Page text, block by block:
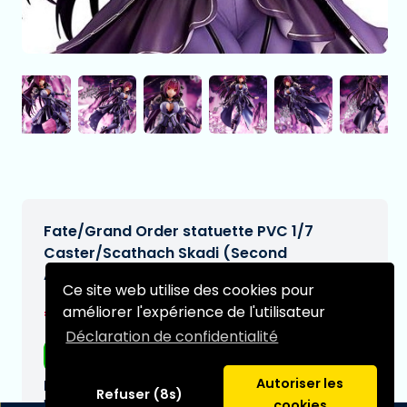
Ce site web utilise des cookies pour
améliorer l'expérience de l'utilisateur
Déclaration de confidentialité
Refuser (8s)
Autoriser les
Fate/Grand Order statuette PVC 1/7
Caster/Scathach Skadi (Second
Ascension) 24 cm
€262,95[Sous réserve de modifications]
Date de livraison prévue: